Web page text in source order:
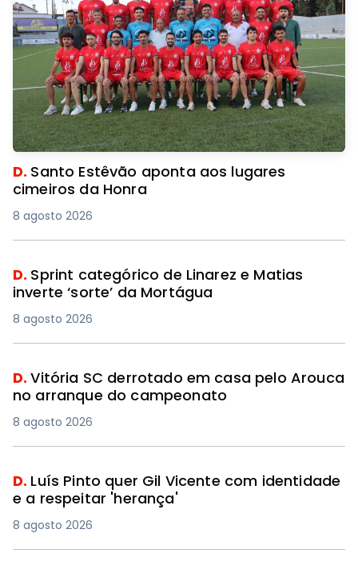
D. Santo Estêvão aponta aos lugares
cimeiros da Honra
8 agosto 2026
D. Sprint categórico de Linarez e Matias
inverte ‘sorte’ da Mortágua
8 agosto 2026
D.Vitória SC derrotado em casa pelo Arouca
no arranque do campeonato
8 agosto 2026
D. Luís Pinto quer Gil Vicente com identidade
e a respeitar 'herança'
8 agosto 2026